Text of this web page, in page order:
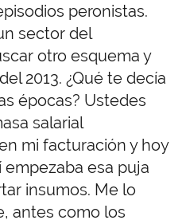
peronistas.
sector del
otro esquema y
2013. ¿Qué te decía
épocas? Ustedes
salarial
mi facturación y hoy
empezaba esa puja
insumos. Me lo
antes como los